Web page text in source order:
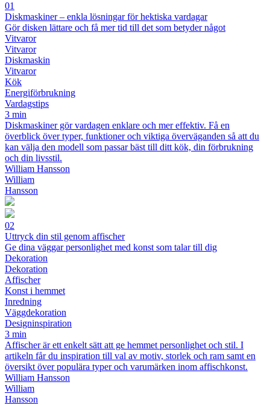
01
Diskmaskiner – enkla lösningar för hektiska vardagar
Gör disken lättare och få mer tid till det som betyder något
Vitvaror
Vitvaror
Diskmaskin
Vitvaror
Kök
Energiförbrukning
Vardagstips
3 min
Diskmaskiner gör vardagen enklare och mer effektiv. Få en
överblick över typer, funktioner och viktiga överväganden så att du
kan välja den modell som passar bäst till ditt kök, din förbrukning
och din livsstil.
William Hansson
William
Hansson
02
Uttryck din stil genom affischer
Ge dina väggar personlighet med konst som talar till dig
Dekoration
Dekoration
Affischer
Konst i hemmet
Inredning
Väggdekoration
Designinspiration
3 min
Affischer är ett enkelt sätt att ge hemmet personlighet och stil. I
artikeln får du inspiration till val av motiv, storlek och ram samt en
översikt över populära typer och varumärken inom affischkonst.
William Hansson
William
Hansson